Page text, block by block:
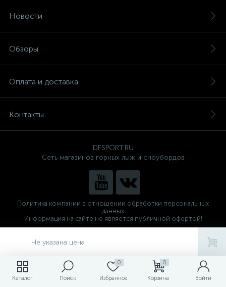
Каталог Поиск
0
Избранное
0
Корзина Войти
Не указана цена
Новости
Обзоры
Оплата и доставка
Контакты
DFSPORT.RU
Сеть магазинов горных лыж и сноубордов
Политика компании в отношении обработки персональных
данных
Информация на сайте не является публичной офертой!